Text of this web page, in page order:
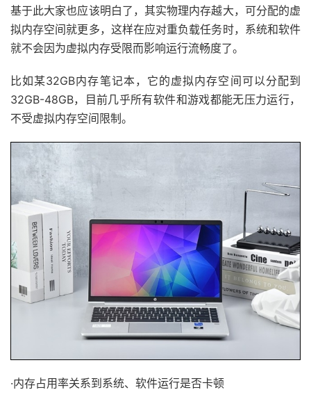
基于此大家也应该明白了，其实物理内存越大，可分配的虚
拟内存空间就更多，这样在应对重负载任务时，系统和软件
就不会因为虚拟内存受限而影响运行流畅度了。
比如某32GB内存笔记本，它的虚拟内存空间可以分配到
32GB-48GB，目前几乎所有软件和游戏都能无压力运行，
不受虚拟内存空间限制。
·内存占用率关系到系统、软件运行是否卡顿